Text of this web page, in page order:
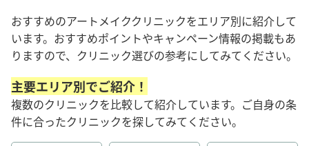
おすすめのアートメイククリニックをエリア別に紹介して
います。おすすめポイントやキャンペーン情報の掲載もあ
りますので、クリニック選びの参考にしてみてください。
主要エリア別でご紹介！
複数のクリニックを比較して紹介しています。ご自身の条
件に合ったクリニックを探してみてください。